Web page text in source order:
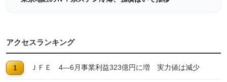
アクセスランキング
ＪＦＥ 4―6月事業利益323億円に増 実力値は減少